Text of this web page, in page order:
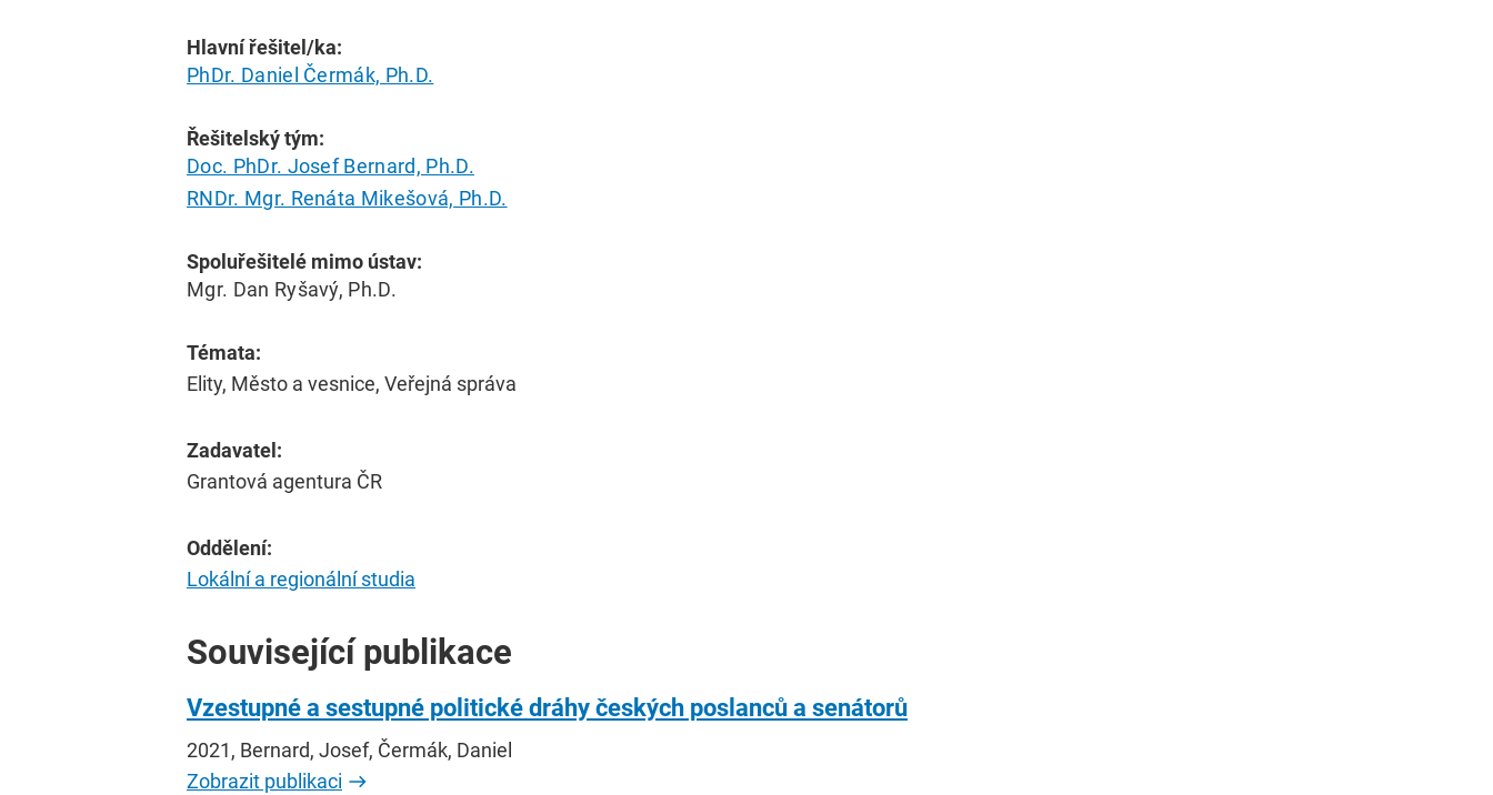
Hlavní řešitel/ka:
PhDr. Daniel Čermák, Ph.D.
Řešitelský tým:
Doc. PhDr. Josef Bernard, Ph.D.
RNDr. Mgr. Renáta Mikešová, Ph.D.
Spoluřešitelé mimo ústav:
Mgr. Dan Ryšavý, Ph.D.
Témata:
Elity, Město a vesnice, Veřejná správa
Zadavatel:
Grantová agentura ČR
Oddělení:
Lokální a regionální studia
Související publikace
Vzestupné a sestupné politické dráhy českých poslanců a senátorů
2021, Bernard, Josef, Čermák, Daniel
Zobrazit publikaci